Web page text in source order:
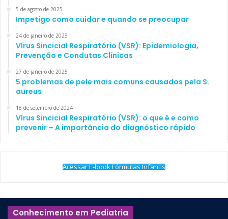
5 de agosto de 2025
Impetigo como cuidar e quando se preocupar
24 de janeiro de 2025
Vírus Sincicial Respiratório (VSR): Epidemiologia,
Prevenção e Condutas Clínicas
27 de janeiro de 2025
5 problemas de pele mais comuns causados pela S.
aureus
18 de setembro de 2024
Vírus Sincicial Respiratório (VSR): o que é e como
prevenir – A importância do diagnóstico rápido
Acessar E-book Fórmulas Infantis
Conhecimento em Pediatria